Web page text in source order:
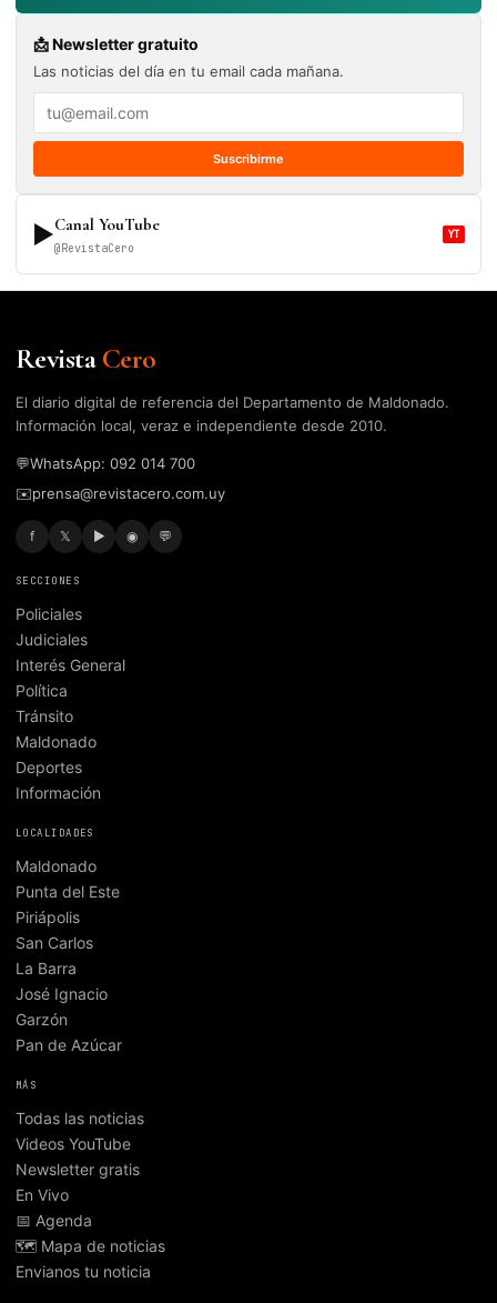
📩 Newsletter gratuito
Las noticias del día en tu email cada mañana.
Suscribirme
▶Canal YouTube
@RevistaCero
YT
RevistaCero
El diario digital de referencia del Departamento de Maldonado.
Información local, veraz e independiente desde 2010.
💬WhatsApp: 092 014 700
✉️prensa@revistacero.com.uy
f 𝕏 ▶ ◉ 💬
SECCIONES
Policiales
Judiciales
Interés General
Política
Tránsito
Maldonado
Deportes
Información
LOCALIDADES
Maldonado
Punta del Este
Piriápolis
San Carlos
La Barra
José Ignacio
Garzón
Pan de Azúcar
MÁS
Todas las noticias
Videos YouTube
Newsletter gratis
En Vivo
📅 Agenda
🗺️ Mapa de noticias
Envianos tu noticia